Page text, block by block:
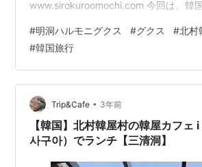
www.sirokuroomochi.com 今回は、韓
（アラフィフになると朝からこってりし
です）ククスにしました。ククスとは、
す。 韓国では、結婚式や還暦祝いなど
ククスを食べるそうです。 omochiは特
かったけど、食べます。 ホテル前のバ
のバスに…
#明洞ハルモニグクス #グクス #北村
#韓国旅行
Trip&Cafe • 3年前
【韓国】北村韓屋村の韓屋カフェ
사구아）でランチ【三清洞】